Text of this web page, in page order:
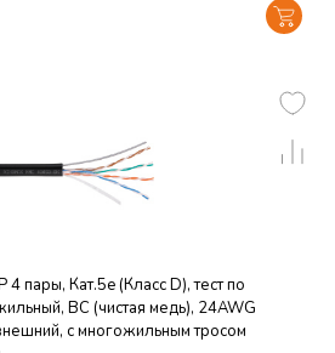
4 пары, Кат.5e (Класс D), тест по
BC (чистая медь), 24AWG
с многожильным тросом